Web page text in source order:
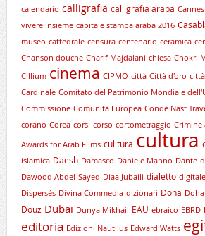
calendario calligrafia calligrafia araba Cannes
vivere insieme capitale stampa araba 2016
museo cattedrale censura centenario ceramica
Chanson douche Charif Majdalani chiesa Chokri
Cillium cinema CIPMO città Città d'oro
Cardinale Comitato del Patrimonio Mondiale
Commissione Comunità Europea Condé Nast
corano Corea corsi corso cortometraggio Crimine
Awards for Arab Films culltura cultura
islamica Daesh Damasco Daniele Manno Dante
Dawood Abdel-Sayed Diaa Jubaili dialetto digitale
Dispersés Divina Commedia dizionari Doha
Douz Dubai Dunya Mikhail EAU ebraico EBRD
editoria Edizioni Nautilus Edward Watts